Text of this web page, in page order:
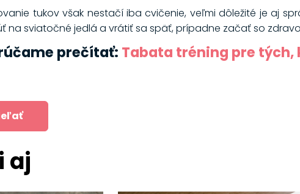
tukov však nestačí iba cvičenie, veľmi dôležité je aj
na sviatočné jedlá a vrátiť sa späť, prípadne začať so
prečítať: Tabata tréning pre
aj